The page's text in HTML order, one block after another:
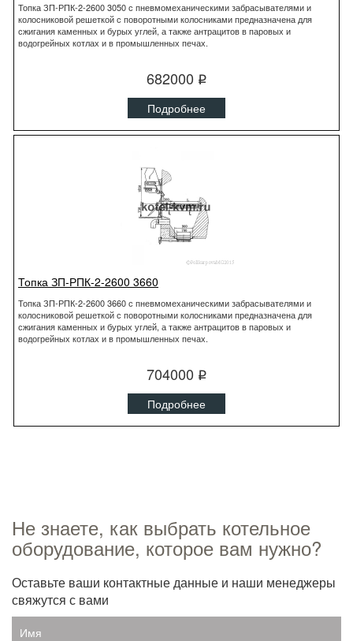
Топка ЗП-РПК-2-2600 3050 с пневмомеханическими забрасывателями и
колосниковой решеткой с поворотными колосниками предназначена для
сжигания каменных и бурых углей, а также антрацитов в паровых и
водогрейных котлах и в промышленных печах.
682000 q
Подробнее
Топка ЗП-РПК-2-2600 3660
Топка ЗП-РПК-2-2600 3660 с пневмомеханическими забрасывателями и
колосниковой решеткой с поворотными колосниками предназначена для
сжигания каменных и бурых углей, а также антрацитов в паровых и
водогрейных котлах и в промышленных печах.
704000 q
Подробнее
Не знаете, как выбрать котельное
оборудование, которое вам нужно?
Оставьте ваши контактные данные и наши менеджеры
свяжутся с вами
Имя